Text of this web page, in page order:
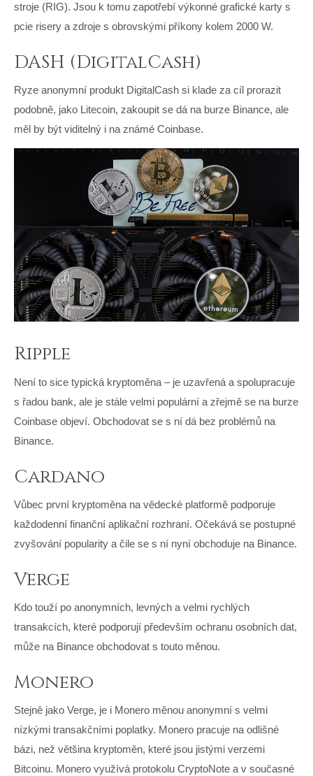
stroje (RIG). Jsou k tomu zapotřebí výkonné grafické karty s
pcie risery a zdroje s obrovskými příkony kolem 2000 W.
DASH (DigitalCash)
Ryze anonymní produkt DigitalCash si klade za cíl prorazit
podobně, jako Litecoin, zakoupit se dá na burze Binance, ale
měl by být viditelný i na známé Coinbase.
Ripple
Není to sice typická kryptoměna – je uzavřená a spolupracuje
s řadou bank, ale je stále velmi populární a zřejmě se na burze
Coinbase objeví. Obchodovat se s ní dá bez problémů na
Binance.
Cardano
Vůbec první kryptoměna na vědecké platformě podporuje
každodenní finanční aplikační rozhraní. Očekává se postupné
zvyšování popularity a čile se s ní nyní obchoduje na Binance.
Verge
Kdo touží po anonymních, levných a velmi rychlých
transakcích, které podporují především ochranu osobních dat,
může na Binance obchodovat s touto měnou.
Monero
Stejně jako Verge, je i Monero měnou anonymní s velmi
nízkými transakčními poplatky. Monero pracuje na odlišné
bázi, než většina kryptoměn, které jsou jistými verzemi
Bitcoinu. Monero využívá protokolu CryptoNote a v současné